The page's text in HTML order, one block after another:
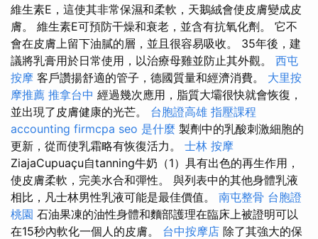
維生素E，這使其非常保濕和柔軟，天鵝絨會使皮膚變成皮
膚。 維生素E可預防干燥和衰老，並含有抗氧化劑。 它不
會在皮膚上留下油膩的層，並且很容易吸收。 35年後，建
議將乳膏用於日常使用，以治療母雞並防止其外觀。 西屯
按摩 客戶讚揚舒適的管子，德國質量和經濟消費。 大里按
摩推薦 推拿台中 經過幾次應用，脂質大壩很快就會恢復，
並出現了皮膚健康的光芒。 台胞證高雄 指壓課程
accounting firmcpa seo 是什麼 製劑中的乳酸刺激細胞的
更新，從而使乳霜略有恢復活力。 士林 按摩
ZiajaCupuaçu自tanning牛奶（1）具有出色的再生作用，
使皮膚柔軟，完美水合和彈性。 與列表中的其他身體乳液
相比，凡士林男性乳液可能是最佳價值。 南屯整骨 台胞證
桃園 石油果凍的油性身體和麵部護理在臨床上被證明可以
在15秒內軟化一個人的皮膚。 台中按摩店 除了其強大的保